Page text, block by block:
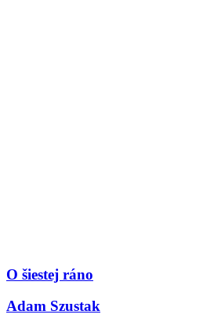
O šiestej ráno
Adam Szustak